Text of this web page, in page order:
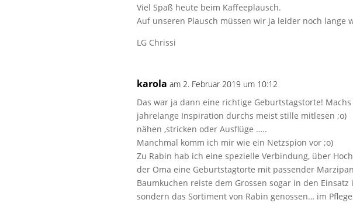
Viel Spaß heute beim Kaffeeplausch.
Auf unseren Plausch müssen wir ja leider noch lange
LG Chrissi
karola am 2. Februar 2019 um 10:12
Das war ja dann eine richtige Geburtstagstorte!
jahrelange Inspiration durchs meist stille mitlesen ;o)
nähen ,stricken oder Ausflüge …..
Manchmal komm ich mir wie ein Netzspion vor ;o)
Zu Rabin hab ich eine spezielle Verbindung, über
der Oma eine Geburtstagtorte mit passender
Baumkuchen reiste dem Grossen sogar in den
sondern das Sortiment von Rabin genossen… im